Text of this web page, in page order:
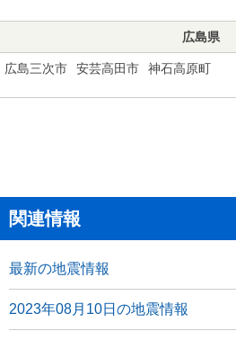
広島県
広島三次市 安芸高田市 神石高原町
関連情報
最新の地震情報
2023年08月10日の地震情報